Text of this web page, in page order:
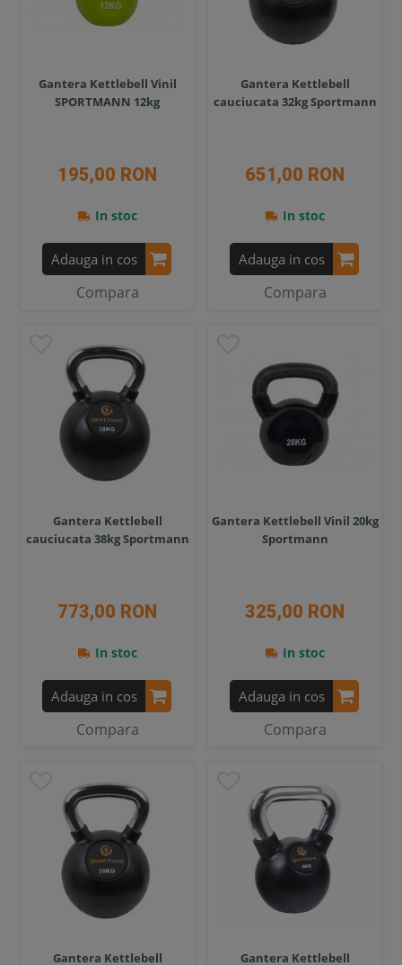
Gantera Kettlebell Vinil
SPORTMANN 12kg
195,00 RON
In stoc
Adauga in cos
Compara
Gantera Kettlebell
cauciucata 32kg Sportmann
651,00 RON
In stoc
Adauga in cos
Compara
Gantera Kettlebell
cauciucata 38kg Sportmann
773,00 RON
In stoc
Adauga in cos
Compara
Gantera Kettlebell Vinil 20kg
Sportmann
325,00 RON
In stoc
Adauga in cos
Compara
Gantera Kettlebell Gantera Kettlebell